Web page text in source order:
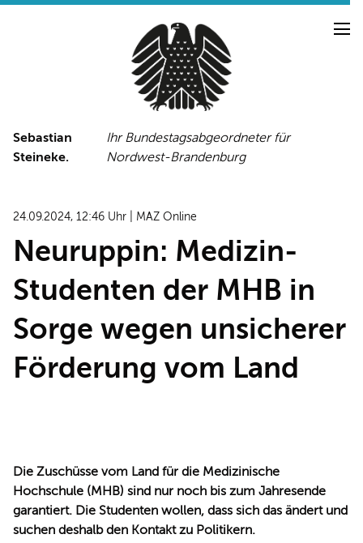
Sebastian
Steineke.
Ihr Bundestagsabgeordneter für
Nordwest-Brandenburg
NEUIGKEITEN
PRESSEFOTOS
FACEBOOK-SEITE
24.09.2024, 12:46 Uhr | MAZ Online
Neuruppin: Medizin-
Studenten der MHB in
Sorge wegen unsicherer
Förderung vom Land
Die Zuschüsse vom Land für die Medizinische
Hochschule (MHB) sind nur noch bis zum Jahresende
garantiert. Die Studenten wollen, dass sich das ändert und
suchen deshalb den Kontakt zu Politikern.